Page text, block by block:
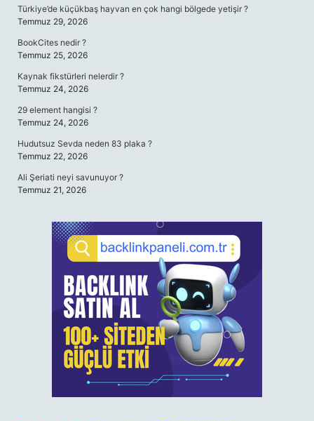
Türkiye’de küçükbaş hayvan en çok hangi bölgede yetişir ?
Temmuz 29, 2026
BookCites nedir ?
Temmuz 25, 2026
Kaynak fikstürleri nelerdir ?
Temmuz 24, 2026
29 element hangisi ?
Temmuz 24, 2026
Hudutsuz Sevda neden 83 plaka ?
Temmuz 22, 2026
Ali Şeriati neyi savunuyor ?
Temmuz 21, 2026